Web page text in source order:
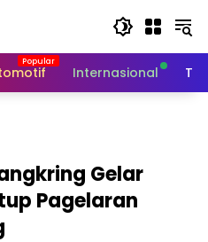
Internasional
Gelar
Pagelaran